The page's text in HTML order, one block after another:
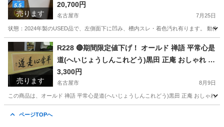
売ります
濯機 （洗濯5.5㎏) ES-GE5H ⭐ 動作確認済 ⭐ クリ
ーニング済
20,700円
名古屋市 7月25日
状態：2024年製のUSED品で、左側面下に凹み、槽内スレ・着色汚れ有ります。 動作
愛知 名古屋市 生活家電 コース
売ります
R228 🔴期間限定値下げ！ オールド 禅語 平常心是
道(へいじょうしんこれどう)黒田 正庵 おしゃれ 壁
掛け 絵 古い
3,300円
名古屋市 8月9日
この商品は、オールド 禅語 平常心是道(へいじょうしんこれどう)黒田 正庵 おしゃれ
ページTOPへ